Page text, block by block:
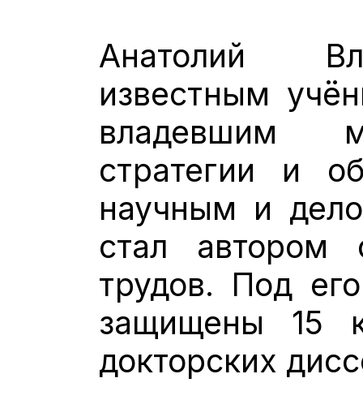
Анатолий
известным
владевшим
стратегии и
научным и
стал автором
трудов. Под
защищены 15
докторских